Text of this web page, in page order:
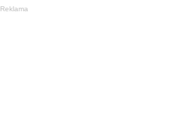
Reklama